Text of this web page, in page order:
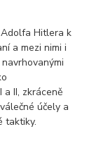
Hitlera k
a mezi nimi i
II, zkráceně
účely a
taktiky.